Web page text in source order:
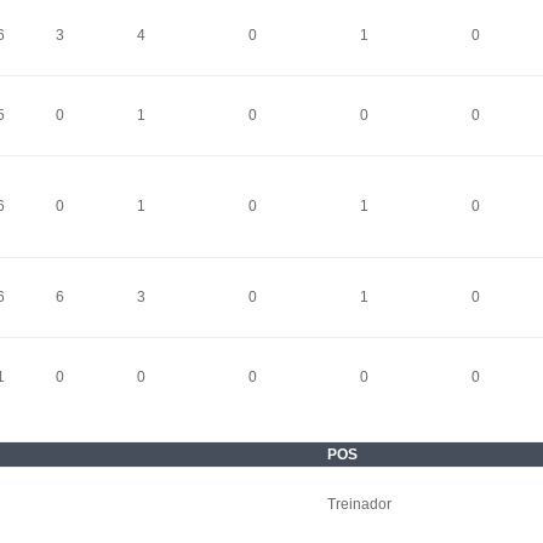
3 4 0 1 0
0 1 0 0 0
0 1 0 1 0
6 3 0 1 0
0 0 0 0 0
POS
Treinador